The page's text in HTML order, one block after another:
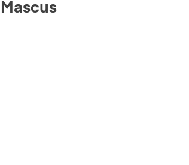
Mascus